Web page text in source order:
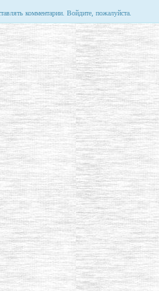
комментарии. Войдите, пожалуйста.